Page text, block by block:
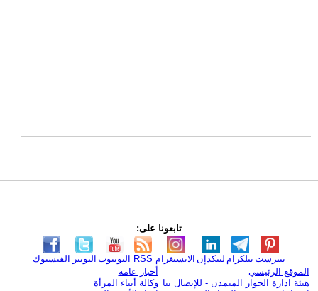
تابعونا على:
الفيسبوك التويتر اليوتيوب RSS الانستغرام لينكدإن تيلكرامبنترست
الموقع الرئيسي
هيئة ادارة الحوار المتمدن - للإتصال بنا
أخبار عامة
وكالة أنباء المرأة